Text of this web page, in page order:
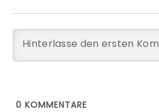
0 KOMMENTARE